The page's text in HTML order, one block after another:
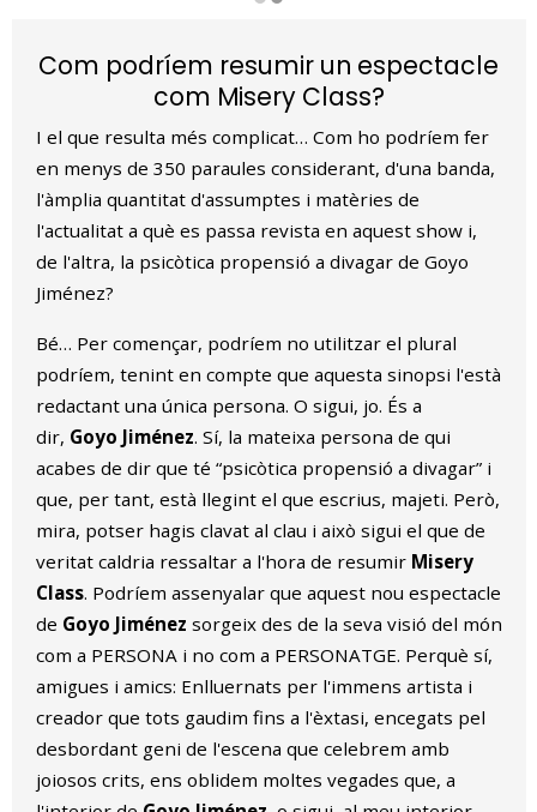
Com podríem resumir un espectacle
com Misery Class?
I el que resulta més complicat… Com ho podríem fer
en menys de 350 paraules considerant, d'una banda,
l'àmplia quantitat d'assumptes i matèries de
l'actualitat a què es passa revista en aquest show i,
de l'altra, la psicòtica propensió a divagar de Goyo
Jiménez?
Bé… Per començar, podríem no utilitzar el plural
podríem, tenint en compte que aquesta sinopsi l'està
redactant una única persona. O sigui, jo. És a
dir, Goyo Jiménez. Sí, la mateixa persona de qui
acabes de dir que té “psicòtica propensió a divagar” i
que, per tant, està llegint el que escrius, majeti. Però,
mira, potser hagis clavat al clau i això sigui el que de
veritat caldria ressaltar a l'hora de resumir Misery
Class. Podríem assenyalar que aquest nou espectacle
de Goyo Jiménez sorgeix des de la seva visió del món
com a PERSONA i no com a PERSONATGE. Perquè sí,
amigues i amics: Enlluernats per l'immens artista i
creador que tots gaudim fins a l'èxtasi, encegats pel
desbordant geni de l'escena que celebrem amb
joiosos crits, ens oblidem moltes vegades que, a